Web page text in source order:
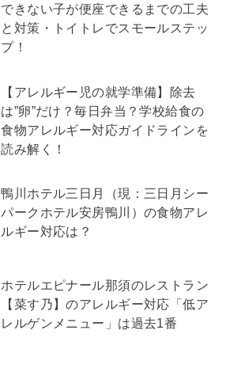
できない子が便座できるまでの工夫
と対策・トイトレでスモールステッ
プ！
【アレルギー児の就学準備】除去
は”卵”だけ？毎日弁当？学校給食の
食物アレルギー対応ガイドラインを
読み解く！
鴨川ホテル三日月（現：三日月シー
パークホテル安房鴨川）の食物アレ
ルギー対応は？
ホテルエピナール那須のレストラン
【菜す乃】のアレルギー対応「低ア
レルゲンメニュー」は過去1番